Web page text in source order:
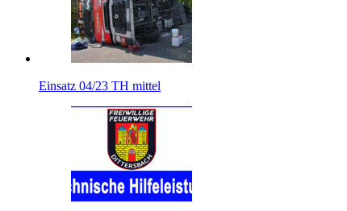
Einsatz 04/23 TH mittel